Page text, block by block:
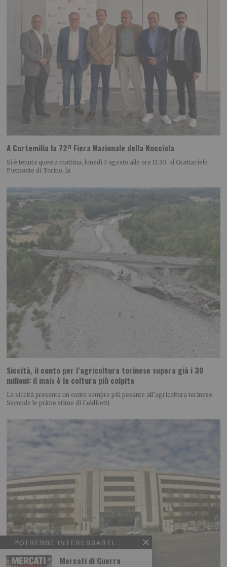
POTREBBE INTERESSARTI...
Mercati di Guerra
A Cortemilia la 72ª Fiera Nazionale della Nocciola
Si è tenuta questa mattina, lunedì 3 agosto alle ore 11.30, al Grattacielo
Piemonte di Torino, la
Siccità, il conto per l’agricoltura torinese supera già i 30
milioni: il mais è la coltura più colpita
La siccità presenta un conto sempre più pesante all’agricoltura torinese.
Secondo le prime stime di Coldiretti